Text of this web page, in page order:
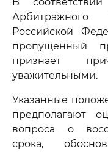
Арбитражного
Российской
пропущенный
признает
уважительными.
Указанные
предполагают
вопроса о
срока,